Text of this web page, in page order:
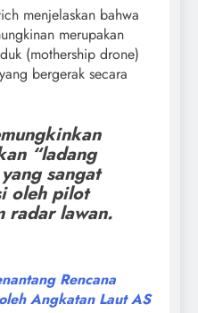
menjelaskan bahwa
merupakan
(mothership drone)
bergerak secara
“ladang
sangat
oleh pilot
radar lawan.
Rencana
Angkatan Laut AS